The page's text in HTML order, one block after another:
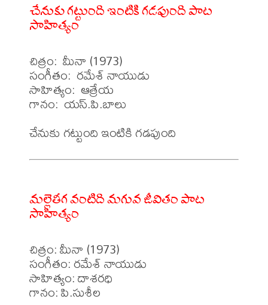
చేనుకు గట్టుంది ఇంటికి గడపుంది పాట
సాహిత్యం
చిత్రం:  మీనా (1973)
సంగీతం:  రమేశ్ నాయుడు
సాహిత్యం:  ఆత్రేయ
గానం:  యస్.పి.బాలు
మల్లెతీగ వంటిది మగువ జీవితం పాట
సాహిత్యం
చిత్రం: మీనా (1973)
సంగీతం: రమేశ్ నాయుడు
సాహిత్యం: దాశరధి
గానం: పి.సుశీల